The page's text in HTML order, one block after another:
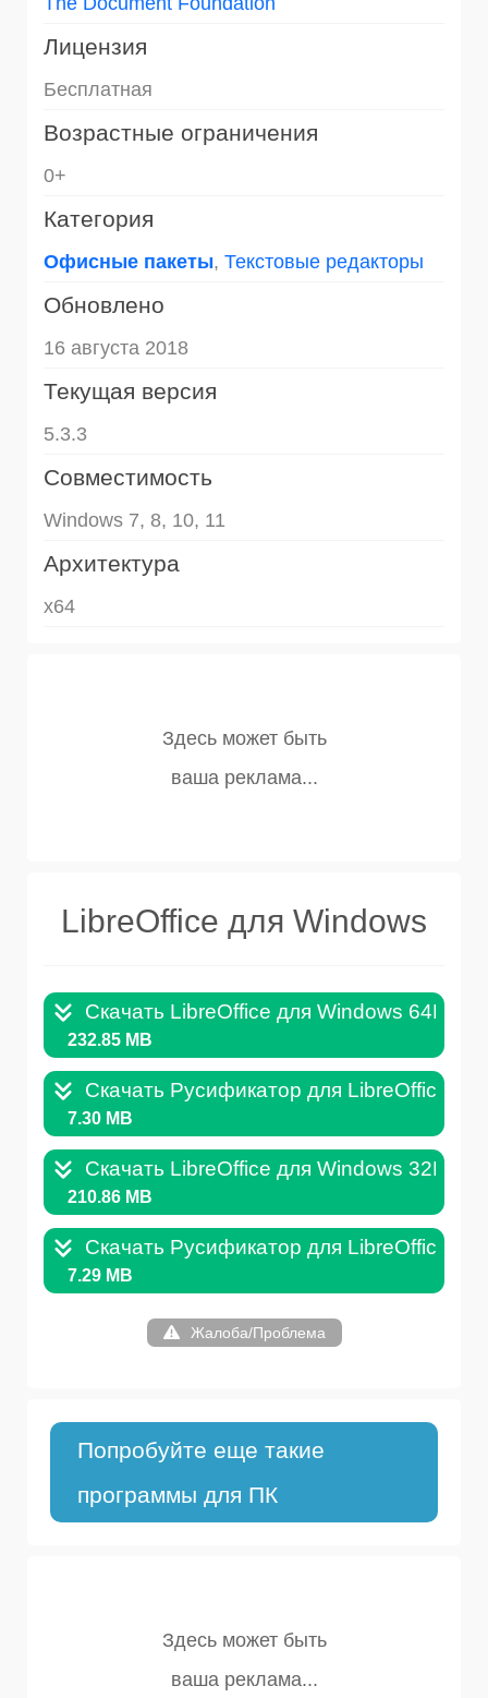
Лицензия
Бесплатная
Возрастные ограничения
0+
Категория
Офисные пакеты, Текстовые редакторы
Обновлено
16 августа 2018
Текущая версия
5.3.3
Совместимость
Windows 7, 8, 10, 11
Архитектура
x64
LibreOffice для Windows
Скачать LibreOffice для Windows 64Bit
232.85 MB
Скачать Русификатор для LibreOffice
7.30 MB
Скачать LibreOffice для Windows 32Bit
210.86 MB
Скачать Русификатор для LibreOffice
7.29 MB
Жалоба/Проблема
Попробуйте еще такие
программы для ПК